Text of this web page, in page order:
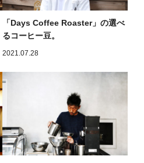
「Days Coffee Roaster」の選べ
るコーヒー豆。
2021.07.28